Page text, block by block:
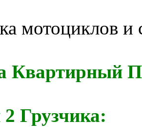
мотоциклов и
Квартирный
2 Грузчика: